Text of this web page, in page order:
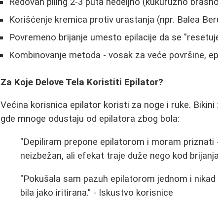
Korišćenje kremica protiv urastanja (npr. Balea
Povremeno brijanje umesto epilacije da se
Kombinovanje metoda - vosak za veće površine,
Za Koje Delove Tela Koristiti Epilator?
Većina korisnica epilator koristi za noge i ruke.
gde mnoge odustaju od epilatora zbog bola:
"Depiliram prepone epilatorom i moram
neizbežan, ali efekat traje duže nego kod
"Pokušala sam pazuh epilatorom jednom i
bila jako iritirana." - Iskustvo korisnice